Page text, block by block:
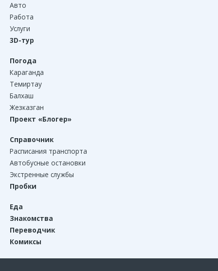
Авто
Работа
Услуги
3D-тур
Погода
Караганда
Темиртау
Балхаш
Жезказган
Проект «Блогер»
Справочник
Расписания транспорта
Автобусные остановки
Экстренные службы
Пробки
Еда
Знакомства
Переводчик
Комиксы